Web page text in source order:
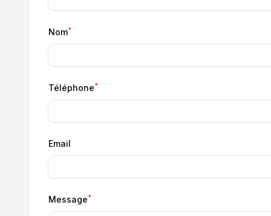
Nom*
Téléphone*
Email
Message*